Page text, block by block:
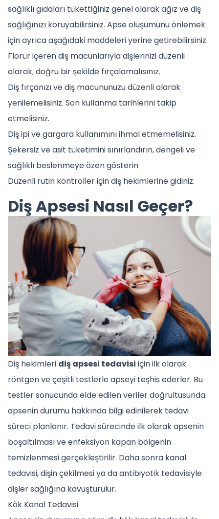
sağlıklı gıdaları tükettiğiniz genel olarak ağız ve diş
sağlığınızı koruyabilirsiniz. Apse oluşumunu önlemek
için ayrıca aşağıdaki maddeleri yerine getirebilirsiniz.
Florür içeren diş macunlarıyla dişlerinizi düzenli
olarak, doğru bir şekilde fırçalamalısınız.
Diş fırçanızı ve diş macununuzu düzenli olarak
yenilemelisiniz. Son kullanma tarihlerini takip
etmelisiniz.
Diş ipi ve gargara kullanımını ihmal etmemelisiniz.
Şekersiz ve asit tüketimini sınırlandırın, dengeli ve
sağlıklı beslenmeye özen gösterin
Düzenli rutin kontroller için diş hekimlerine gidiniz.
Diş Apsesi Nasıl Geçer?
Diş hekimleri diş apsesi tedavisi için ilk olarak
röntgen ve çeşitli testlerle apseyi teşhis ederler. Bu
testler sonucunda elde edilen veriler doğrultusunda
apsenin durumu hakkında bilgi edinilerek tedavi
süreci planlanır. Tedavi sürecinde ilk olarak apsenin
boşaltılması ve enfeksiyon kapan bölgenin
temizlenmesi gerçekleştirilir. Daha sonra kanal
tedavisi, dişin çekilmesi ya da antibiyotik tedavisiyle
dişler sağlığına kavuşturulur.
Kök Kanal Tedavisi